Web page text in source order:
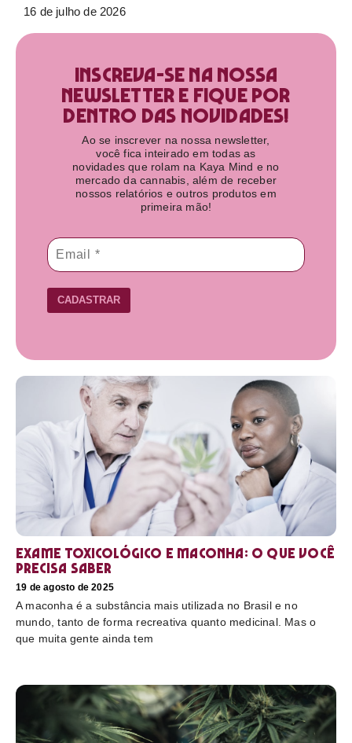
16 de julho de 2026
Inscreva-se na nossa
newsletter e fique por
dentro das novidades!​
Ao se inscrever na nossa newsletter,
você fica inteirado em todas as
novidades que rolam na Kaya Mind e no
mercado da cannabis, além de receber
nossos relatórios e outros produtos em
primeira mão!
CADASTRAR
Exame toxicológico e maconha: o que você
precisa saber
19 de agosto de 2025
A maconha é a substância mais utilizada no Brasil e no
mundo, tanto de forma recreativa quanto medicinal. Mas o
que muita gente ainda tem